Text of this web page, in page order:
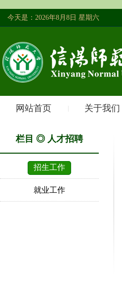
今天是：2026年8月8日 星期六
网站首页 关于我们
栏目 ◎ 人才招聘
招生工作
就业工作